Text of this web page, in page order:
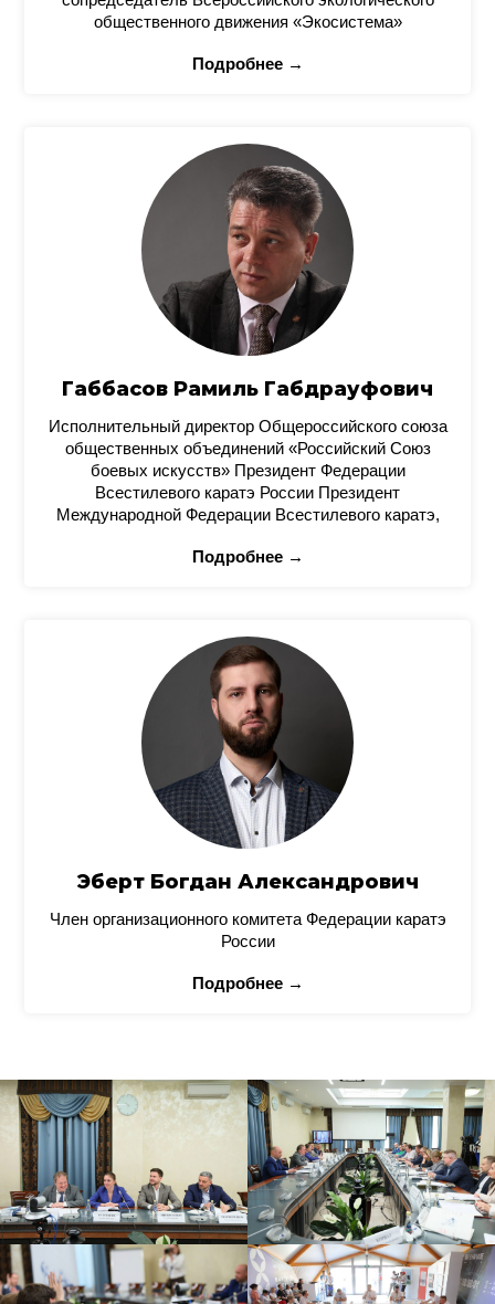
общественного движения «Экосистема»
Подробнее →
Габбасов Рамиль Габдрауфович
Исполнительный директор Общероссийского союза
общественных объединений «Российский Союз
боевых искусств» Президент Федерации
Всестилевого каратэ России Президент
Международной Федерации Всестилевого каратэ,
Подробнее →
Эберт Богдан Александрович
Член организационного комитета Федерации каратэ
России
Подробнее →